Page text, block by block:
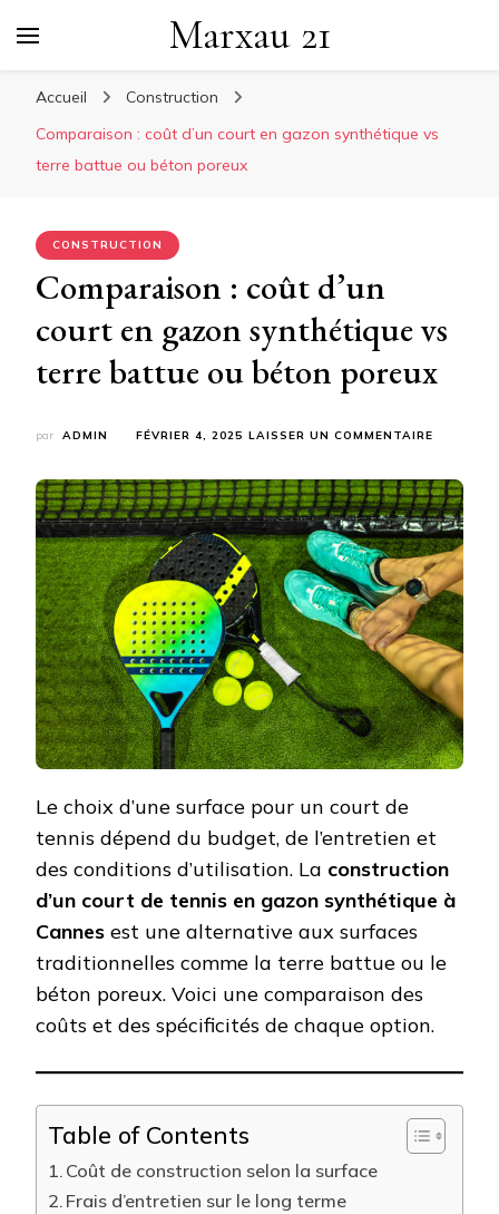
Marxau 21
Accueil
Construction
Comparaison : coût d’un court en gazon synthétique vs
terre battue ou béton poreux
CONSTRUCTION
Comparaison : coût d’un
court en gazon synthétique vs
terre battue ou béton poreux
par ADMIN FÉVRIER 4, 2025 LAISSER UN COMMENTAIRE
COÛT
D’UN
COURT
EN
GAZON
VS
TERRE
BATTUE
OU
BÉTON
POREUX
Le choix d’une surface pour un court de
tennis dépend du budget, de l’entretien et
des conditions d’utilisation. La construction
d’un court de tennis en gazon synthétique à
Cannes est une alternative aux surfaces
traditionnelles comme la terre battue ou le
béton poreux. Voici une comparaison des
coûts et des spécificités de chaque option.
Table of Contents
Coût de construction selon la surface
Frais d’entretien sur le long terme